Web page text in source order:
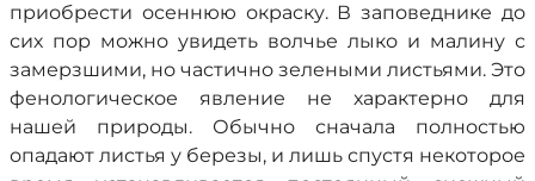
приобрести осеннюю окраску. В заповеднике до
сих пор можно увидеть волчье лыко и малину с
замерзшими, но частично зелеными листьями. Это
фенологическое явление не характерно для
нашей природы. Обычно сначала полностью
опадают листья у березы, и лишь спустя некоторое